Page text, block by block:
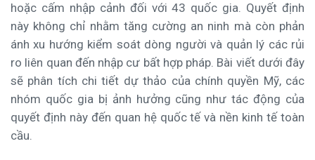
hoặc cấm nhập cảnh đối với 43 quốc gia. Quyết định
này không chỉ nhằm tăng cường an ninh mà còn phản
ánh xu hướng kiểm soát dòng người và quản lý các rủi
ro liên quan đến nhập cư bất hợp pháp. Bài viết dưới đây
sẽ phân tích chi tiết dự thảo của chính quyền Mỹ, các
nhóm quốc gia bị ảnh hưởng cũng như tác động của
quyết định này đến quan hệ quốc tế và nền kinh tế toàn
cầu.